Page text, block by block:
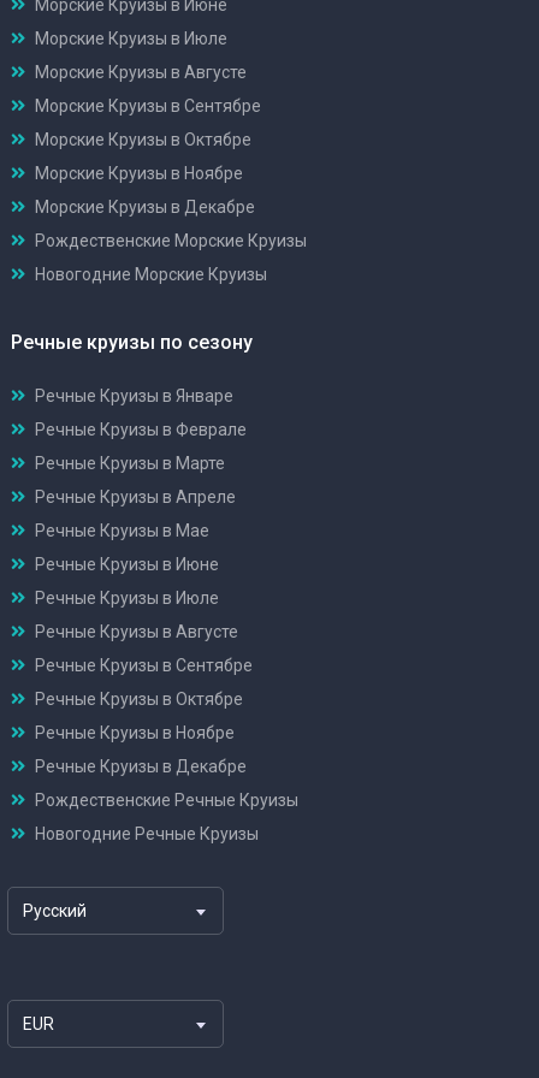
Морские Круизы в Июне
Морские Круизы в Июле
Морские Круизы в Августе
Морские Круизы в Сентябре
Морские Круизы в Октябре
Морские Круизы в Ноябре
Морские Круизы в Декабре
Рождественские Морские Круизы
Новогодние Морские Круизы
Речные круизы по сезону
Речные Круизы в Январе
Речные Круизы в Феврале
Речные Круизы в Марте
Речные Круизы в Апреле
Речные Круизы в Мае
Речные Круизы в Июне
Речные Круизы в Июле
Речные Круизы в Августе
Речные Круизы в Сентябре
Речные Круизы в Октябре
Речные Круизы в Ноябре
Речные Круизы в Декабре
Рождественские Речные Круизы
Новогодние Речные Круизы
Русский
EUR